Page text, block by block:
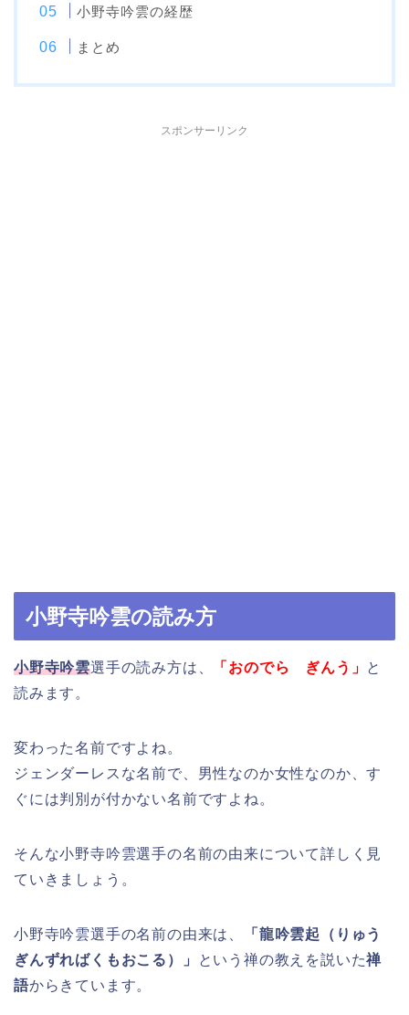
小野寺吟雲の経歴
まとめ
スポンサーリンク
小野寺吟雲の読み方
小野寺吟雲選手の読み方は、 「おのでら ぎんう」 と
読みます。
変わった名前ですよね。
ジェンダーレスな名前で、男性なのか女性なのか、す
ぐには判別が付かない名前ですよね。
そんな小野寺吟雲選手の名前の由来について詳しく見
ていきましょう。
小野寺吟雲選手の名前の由来は、
「龍吟雲起（りゅう
ぎんずればくもおこる）」
という禅の教えを説いた禅
語からきています。